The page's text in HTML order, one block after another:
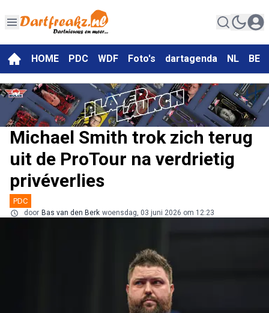
HOME PDC WDF Foto's dartagenda NL BE
Michael Smith trok zich terug
uit de ProTour na verdrietig
privéverlies
PDC
door Bas van den Berk woensdag, 03 juni 2026 om 12:23